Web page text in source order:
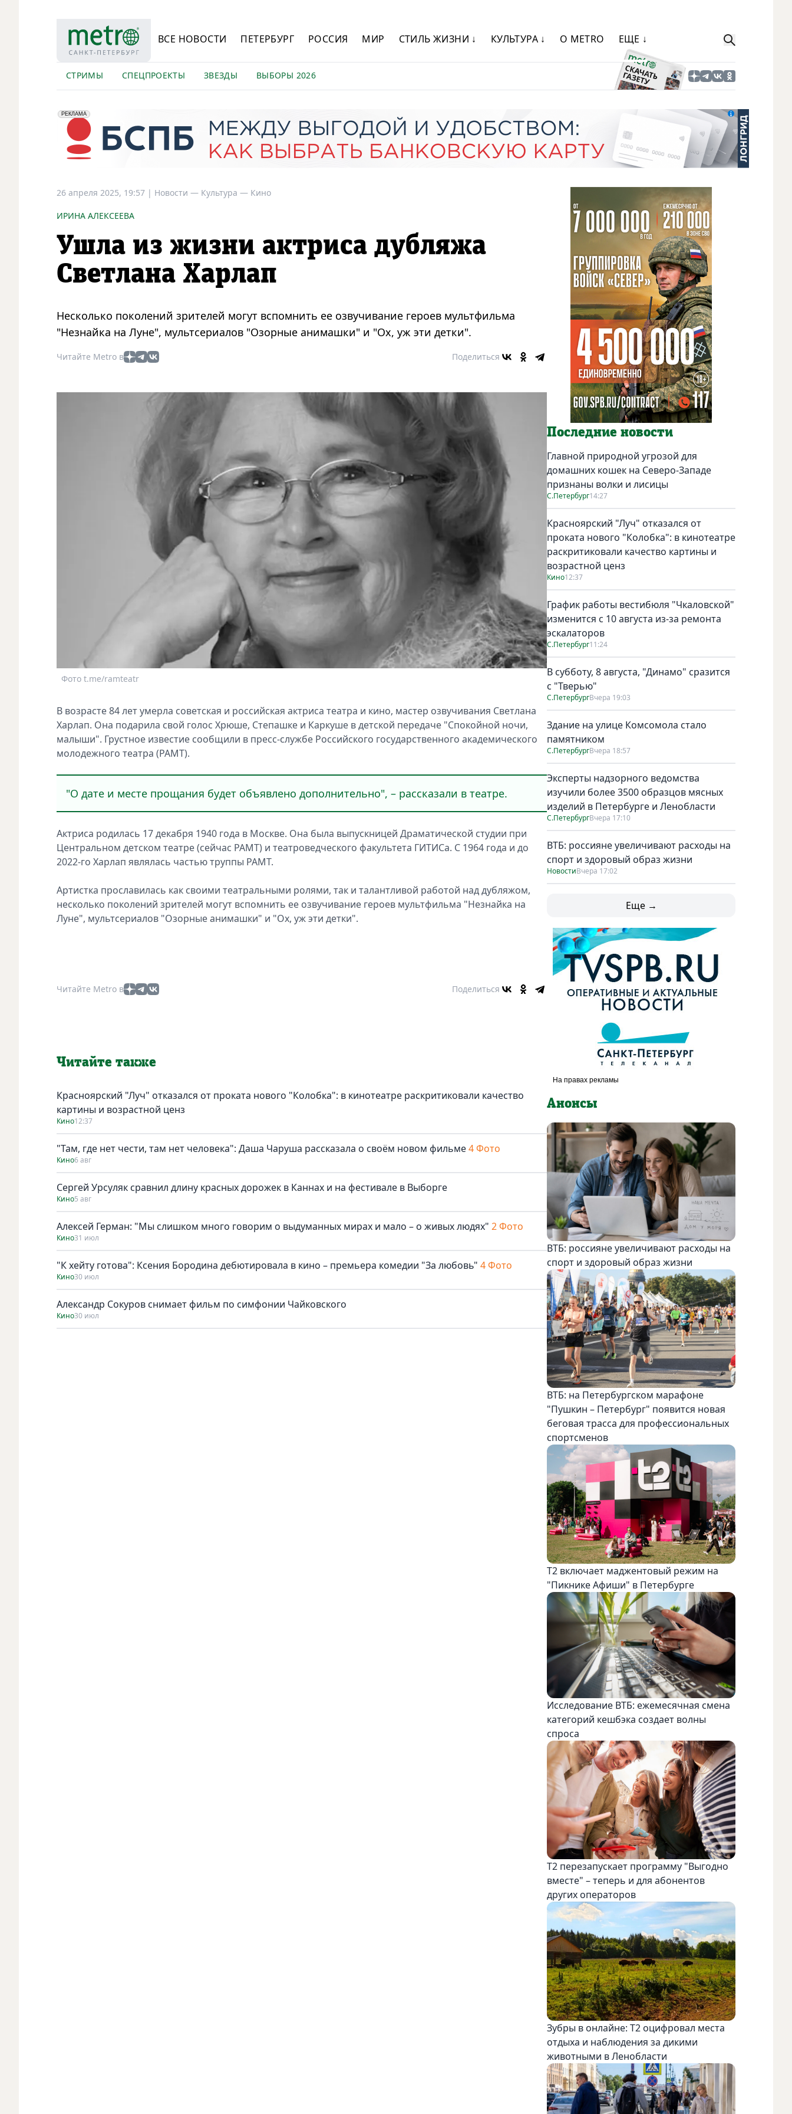
ВСЕ НОВОСТИ ПЕТЕРБУРГ РОССИЯ МИР СТИЛЬ ЖИЗНИ ↓ КУЛЬТУРА ↓ О METRO ЕЩЕ ↓
СТРИМЫ СПЕЦПРОЕКТЫ ЗВЕЗДЫ ВЫБОРЫ 2026
erid: 2VfnxyFybV5
РЕКЛАМА
ПАО "Банк "Санкт-Петербург", ИНН: 7831000027
26 апреля 2025, 19:57 | Новости — Культура — Кино
ИРИНА АЛЕКСЕЕВА
Ушла из жизни актриса дубляжа
Светлана Харлап
Несколько поколений зрителей могут вспомнить ее озвучивание героев мультфильма
"Незнайка на Луне", мультсериалов "Озорные анимашки" и "Ох, уж эти детки".
Читайте Metro в Поделиться
Фото t.me/ramteatr
В возрасте 84 лет умерла советская и российская актриса театра и кино, мастер озвучивания Светлана
Харлап. Она подарила свой голос Хрюше, Степашке и Каркуше в детской передаче "Спокойной ночи,
малыши". Грустное известие сообщили в пресс-службе Российского государственного академического
молодежного театра (РАМТ).
"О дате и месте прощания будет объявлено дополнительно", – рассказали в театре.
Актриса родилась 17 декабря 1940 года в Москве. Она была выпускницей Драматической студии при
Центральном детском театре (сейчас РАМТ) и театроведческого факультета ГИТИСа. С 1964 года и до
2022-го Харлап являлась частью труппы РАМТ.
Артистка прославилась как своими театральными ролями, так и талантливой работой над дубляжом,
несколько поколений зрителей могут вспомнить ее озвучивание героев мультфильма "Незнайка на
Луне", мультсериалов "Озорные анимашки" и "Ох, уж эти детки".
Читайте Metro в Поделиться
Читайте также
Красноярский "Луч" отказался от проката нового "Колобка": в кинотеатре раскритиковали качество
картины и возрастной ценз
Кино12:37
"Там, где нет чести, там нет человека": Даша Чаруша рассказала о своём новом фильме4 Фото
Кино6 авг
Сергей Урсуляк сравнил длину красных дорожек в Каннах и на фестивале в Выборге
Кино5 авг
Алексей Герман: "Мы слишком много говорим о выдуманных мирах и мало – о живых людях" 2 Фото
Кино31 июл
"К хейту готова": Ксения Бородина дебютировала в кино – премьера комедии "За любовь" 4 Фото
Кино30 июл
Александр Сокуров снимает фильм по симфонии Чайковского
Кино30 июл
Последние новости
Главной природной угрозой для
домашних кошек на Северо-Западе
признаны волки и лисицы
С.Петербург14:27
Красноярский "Луч" отказался от
проката нового "Колобка": в кинотеатре
раскритиковали качество картины и
возрастной ценз
Кино12:37
График работы вестибюля "Чкаловской"
изменится с 10 августа из-за ремонта
эскалаторов
С.Петербург11:24
В субботу, 8 августа, "Динамо" сразится
с "Тверью"
С.ПетербургВчера 19:03
Здание на улице Комсомола стало
памятником
С.ПетербургВчера 18:57
Эксперты надзорного ведомства
изучили более 3500 образцов мясных
изделий в Петербурге и Ленобласти
С.ПетербургВчера 17:10
ВТБ: россияне увеличивают расходы на
спорт и здоровый образ жизни
НовостиВчера 17:02
Еще →
Анонсы
ВТБ: россияне увеличивают расходы на
спорт и здоровый образ жизни
ВТБ: на Петербургском марафоне
"Пушкин – Петербург" появится новая
беговая трасса для профессиональных
спортсменов
Т2 включает маджентовый режим на
"Пикнике Афиши" в Петербурге
Исследование ВТБ: ежемесячная смена
категорий кешбэка создает волны
спроса
Т2 перезапускает программу "Выгодно
вместе" – теперь и для абонентов
других операторов
Зубры в онлайне: Т2 оцифровал места
отдыха и наблюдения за дикими
животными в Ленобласти